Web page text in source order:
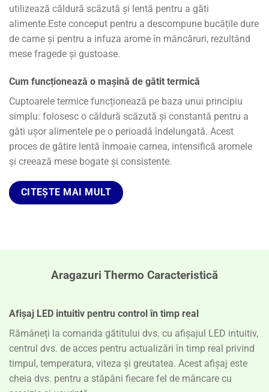
utilizează căldură scăzută și lentă pentru a găti
alimente.Este conceput pentru a descompune bucățile dure
de carne și pentru a infuza arome în mâncăruri, rezultând
mese fragede și gustoase.
Cum funcționează o mașină de gătit termică
Cuptoarele termice funcționează pe baza unui principiu
simplu: folosesc o căldură scăzută și constantă pentru a
găti ușor alimentele pe o perioadă îndelungată. Acest
proces de gătire lentă înmoaie carnea, intensifică aromele
și creează mese bogate și consistente.
CITEȘTE MAI MULT
Aragazuri Thermo Caracteristică
Afișaj LED intuitiv pentru control în timp real
Rămâneți la comanda gătitului dvs. cu afișajul LED intuitiv,
centrul dvs. de acces pentru actualizări în timp real privind
timpul, temperatura, viteza și greutatea. Acest afișaj este
cheia dvs. pentru a stăpâni fiecare fel de mâncare cu